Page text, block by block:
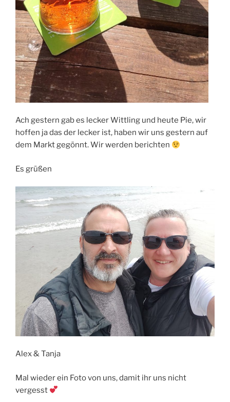
Ach gestern gab es lecker Wittling und heute Pie, wir
hoffen ja das der lecker ist, haben wir uns gestern auf
dem Markt gegönnt. Wir werden berichten
Es grüßen
Alex & Tanja
Mal wieder ein Foto von uns, damit ihr uns nicht
vergesst